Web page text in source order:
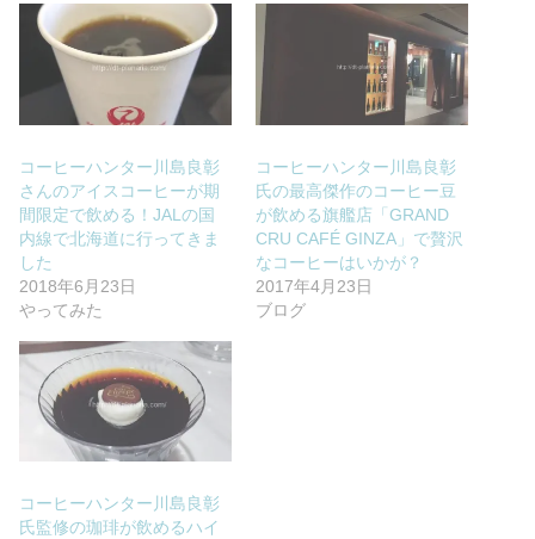
コーヒーハンター川島良彰
さんのアイスコーヒーが期
間限定で飲める！JALの国
内線で北海道に行ってきま
した
2018年6月23日
やってみた
コーヒーハンター川島良彰
氏の最高傑作のコーヒー豆
が飲める旗艦店「GRAND
CRU CAFÉ GINZA」で贅沢
なコーヒーはいかが？
2017年4月23日
ブログ
コーヒーハンター川島良彰
氏監修の珈琲が飲めるハイ